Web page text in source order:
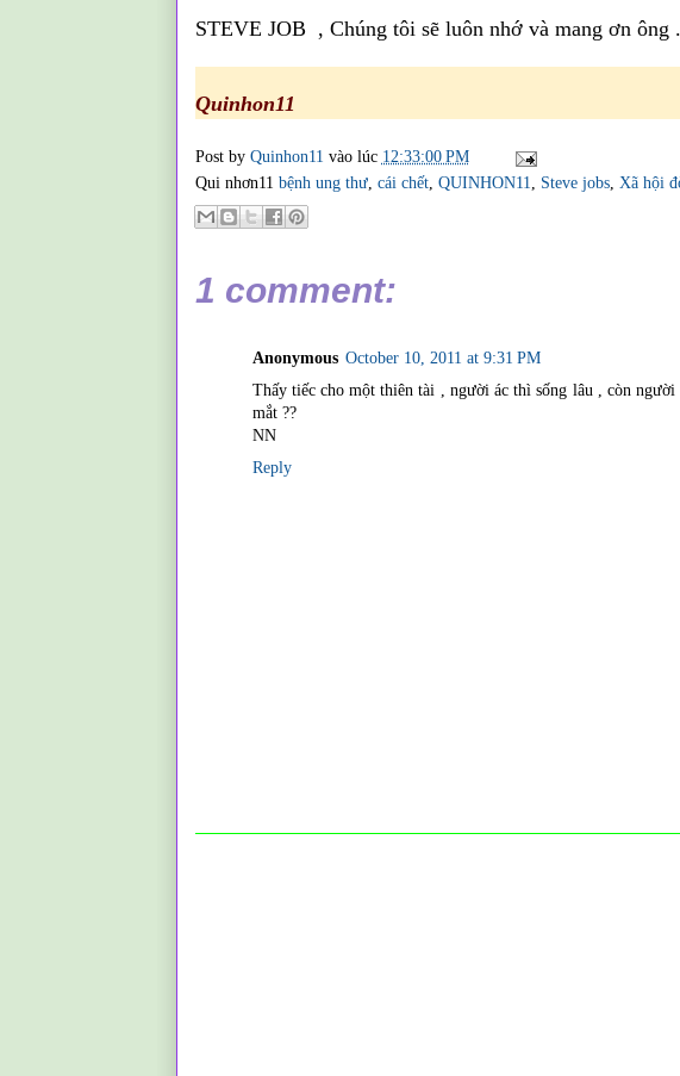
STEVE JOB , Chúng tôi sẽ luôn nhớ và mang ơn ông .
Quinhon11
Post by Quinhon11 vào lúc 12:33:00 PM
Qui nhơn11 bệnh ung thư, cái chết, QUINHON11, Steve jobs, Xã hội
1 comment:
Anonymous October 10, 2011 at 9:31 PM
Thấy tiếc cho một thiên tài , người ác thì sống lâu , còn
mắt ??
NN
Reply